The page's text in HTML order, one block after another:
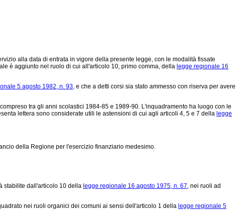
alla data di entrata in vigore della presente legge, con le modalità fissate
è aggiunto nel ruolo di cui all'articolo 10, primo comma, della legge regionale 16
5 agosto 1982, n. 93, e che a detti corsi sia stato ammesso con riserva per avere
tra gli anni scolastici 1984-85 e 1989-90. L'inquadramento ha luogo con le
lettera sono considerate utili le astensioni di cui agli articoli 4, 5 e 7 della legge
della Regione per l'esercizio finanziario medesimo.
stabilite dall'articolo 10 della legge regionale 16 agosto 1975, n. 67, nei ruoli ad
nei ruoli organici dei comuni ai sensi dell'articolo 1 della legge regionale 5